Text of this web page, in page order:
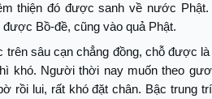
thiện đó được sanh về nước
Bồ-đề, cũng vào quả Phật.
trên sâu cạn chẳng đồng, chỗ được
khó. Người thời nay muốn theo
rồi lui, rất khó đặt chân. Bậc trung